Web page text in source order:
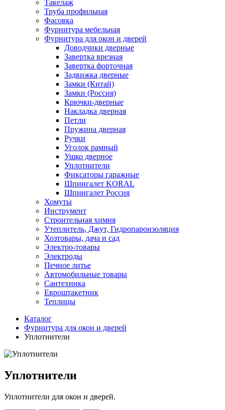
Такелаж
Труба профильная
Фасовка
Фурнитура мебельная
Фурнитура для окон и дверей
Доводчики дверные
Завертка врезная
Завертка форточная
Задвижка дверные
Замки (Китай)
Замки (Россия)
Крючки-дверные
Накладка дверная
Петли
Пружина дверная
Ручки
Уголок рамный
Ушко дверное
Уплотнители
Фиксаторы гаражные
Шпингалет KORAL
Шпингалет Россия
Хомуты
Инструмент
Строительная химия
Утеплитель, Джут, Гидропароизоляция
Хозтовары, дача и сад
Электро-товары
Электроды
Печное литье
Автомобильные товары
Сантехника
Евроштакетник
Теплицы
Каталог
Фурнитура для окон и дверей
Уплотнители
Уплотнители
Уплотнители для окон и дверей.